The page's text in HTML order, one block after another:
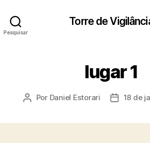
Pesquisar
Torre de
lugar 1
Autor
Por Daniel Estorari
Data18 de